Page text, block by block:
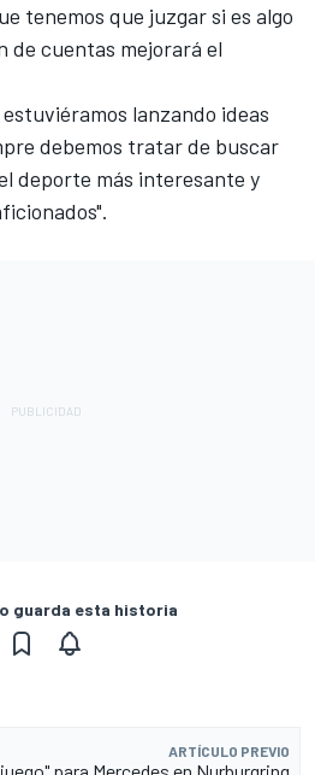
tenemos que juzgar si es algo
de cuentas mejorará el
lanzando ideas
debemos tratar de buscar
deporte más interesante y
guarda esta historia
ARTÍCULO PREVIO